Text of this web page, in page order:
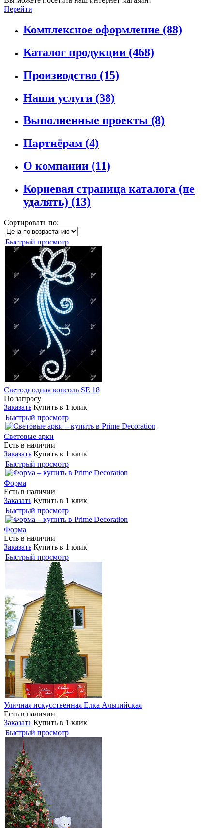
Перейти
Комплексное оформление (88)
Каталог продукции (468)
Производство (15)
Наши услуги (38)
Выполненные проекты (8)
Партнёрам (4)
О компании (11)
Корневая страница каталога (не
удалять) (13)
Сортировать по:
Быстрый просмотр
Светодиодная консоль SE 18
По запросу
Заказать Купить в 1 клик
Быстрый просмотр
Световые арки
Есть в наличии
Заказать Купить в 1 клик
Быстрый просмотр
Форма
Есть в наличии
Заказать Купить в 1 клик
Быстрый просмотр
Форма
Есть в наличии
Заказать Купить в 1 клик
Быстрый просмотр
Уличная искусственная Елка Альпийская
Есть в наличии
Заказать Купить в 1 клик
Быстрый просмотр